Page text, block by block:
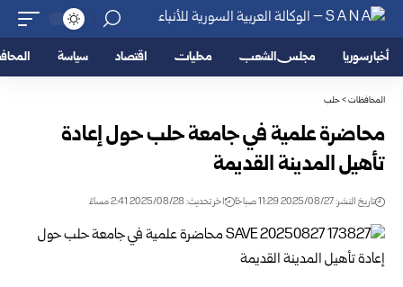
أخبار سوريا مجلس الشعب محليات اقتصاد سياسة
المحافظات>حلب
محاضرة علمية في جامعة حلب حول إعادة
تأهيل المدينة القديمة
تاريخ النشر: 2025/08/27 11:29 صباحًا اخر تحديث: 2025/08/28 2:41 مساءً